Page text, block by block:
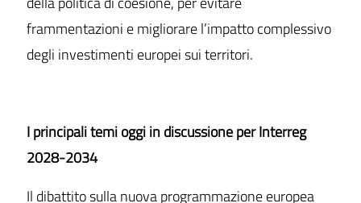
frammentazioni e migliorare l’impatto complessivo
degli investimenti europei sui territori.
I principali temi oggi in discussione per Interreg
2028-2034
Il dibattito sulla nuova programmazione europea